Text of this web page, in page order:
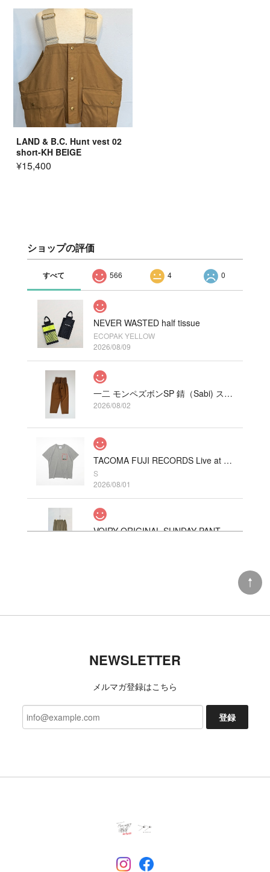
LAND & B.C. Hunt vest 02
short-KH BEIGE
¥15,400
ショップの評価
すべて 566 4 0
NEVER WASTED half tissue
ECOPAK YELLOW
2026/08/09
一二 モンペズボンSP 錆（Sabi) ストレッチ
2026/08/02
TACOMA FUJI RECORDS Live at Fillmore!? Tee designed by Hirohisa Yokoyama HEATHER GRAY
S
2026/08/01
VOIRY ORIGINAL SUNDAY PANTS-C/LINEN COLOR カーキ
9 (27cm)
TACOMA FUJI RECORDS 日常藝術 POCKET Tee designed by Daijiro Ohara BLACK
L
発見、楽しみにしております!
います。 レビューもいただき励みにな
ります。 これからも楽しんでいただけ
願いいたします。
NEWSLETTER
メルマガ登録はこちら
登録